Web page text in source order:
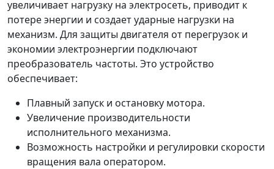
увеличивает нагрузку на электросеть, приводит к
потере энергии и создает ударные нагрузки на
механизм. Для защиты двигателя от перегрузок и
экономии электроэнергии подключают
преобразователь частоты. Это устройство
обеспечивает:
Плавный запуск и остановку мотора.
Увеличение производительности
исполнительного механизма.
Возможность настройки и регулировки скорости
вращения вала оператором.